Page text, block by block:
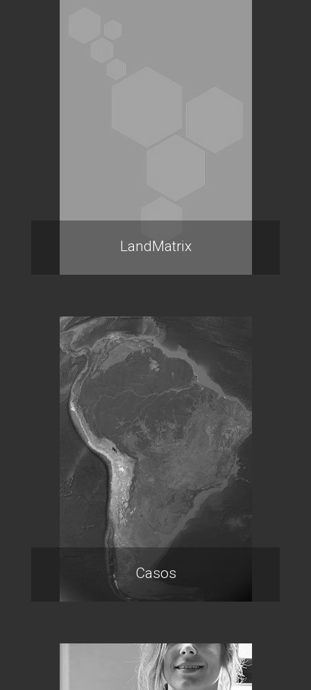
LandMatrix
Casos